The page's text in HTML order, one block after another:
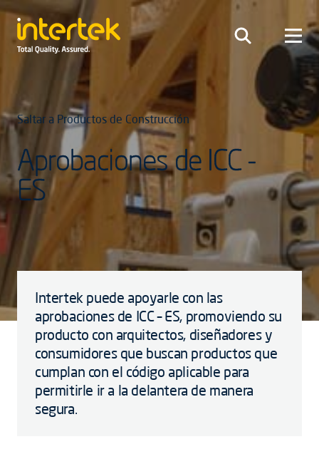
Saltar a Productos de Construcción
Aprobaciones de ICC -
ES
Intertek puede apoyarle con las
aprobaciones de ICC – ES, promoviendo su
producto con arquitectos, diseñadores y
consumidores que buscan productos que
cumplan con el código aplicable para
permitirle ir a la delantera de manera
segura.